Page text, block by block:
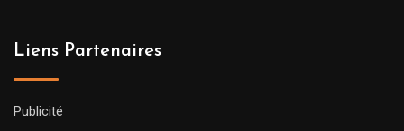
Liens Partenaires
Publicité